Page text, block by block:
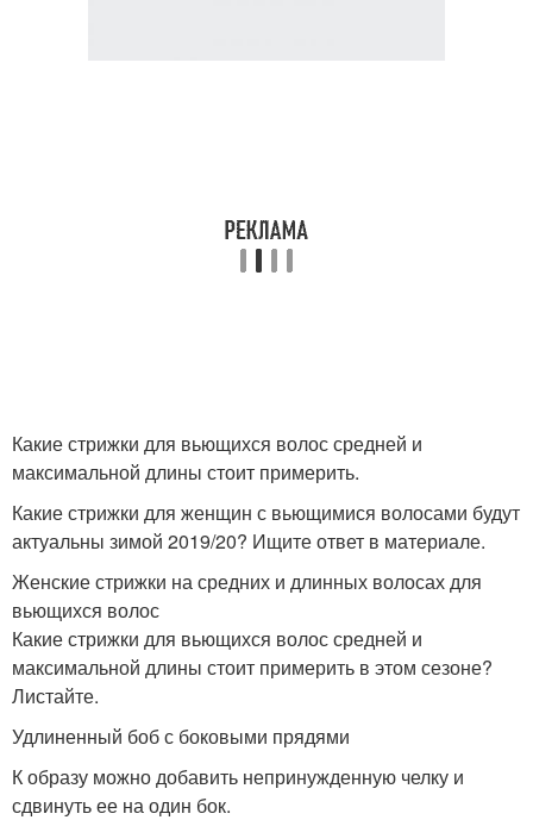
Какие стрижки для вьющихся волос средней и
максимальной длины стоит примерить.
Какие стрижки для женщин с вьющимися волосами будут
актуальны зимой 2019/20? Ищите ответ в материале.
Женские стрижки на средних и длинных волосах для
вьющихся волос
Какие стрижки для вьющихся волос средней и
максимальной длины стоит примерить в этом сезоне?
Листайте.
Удлиненный боб с боковыми прядями
К образу можно добавить непринужденную челку и
сдвинуть ее на один бок.